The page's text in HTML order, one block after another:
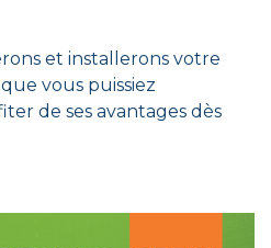
et installerons votre
vous puissiez
de ses avantages dès